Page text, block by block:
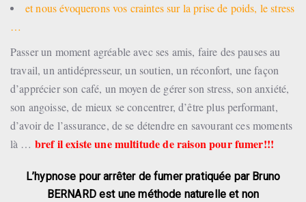
et nous évoquerons vos craintes sur la prise de poids, le stress
…
Passer un moment agréable avec ses amis, faire des pauses au
travail, un antidépresseur, un soutien, un réconfort, une façon
d’apprécier son café, un moyen de gérer son stress, son anxiété,
son angoisse, de mieux se concentrer, d’être plus performant,
d’avoir de l’assurance, de se détendre en savourant ces moments
là … bref il existe une multitude de raison pour fumer!!!
L’hypnose pour arrêter de fumer pratiquée par Bruno
BERNARD est une méthode naturelle et non